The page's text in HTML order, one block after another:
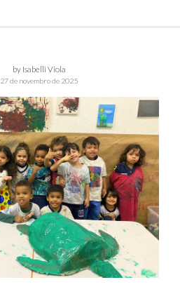
by Isabelli Viola
27 de novembro de 2025